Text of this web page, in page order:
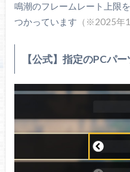
鳴潮のフレームレート上限
つかっています （※2025年1
【公式】指定のPCパ